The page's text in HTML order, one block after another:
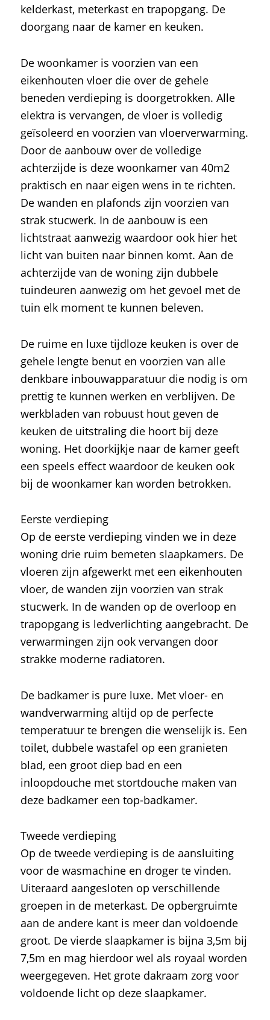
kelderkast, meterkast en trapopgang. De
doorgang naar de kamer en keuken.
De woonkamer is voorzien van een
eikenhouten vloer die over de gehele
beneden verdieping is doorgetrokken. Alle
elektra is vervangen, de vloer is volledig
geïsoleerd en voorzien van vloerverwarming.
Door de aanbouw over de volledige
achterzijde is deze woonkamer van 40m2
praktisch en naar eigen wens in te richten.
De wanden en plafonds zijn voorzien van
strak stucwerk. In de aanbouw is een
lichtstraat aanwezig waardoor ook hier het
licht van buiten naar binnen komt. Aan de
achterzijde van de woning zijn dubbele
tuindeuren aanwezig om het gevoel met de
tuin elk moment te kunnen beleven.
De ruime en luxe tijdloze keuken is over de
gehele lengte benut en voorzien van alle
denkbare inbouwapparatuur die nodig is om
prettig te kunnen werken en verblijven. De
werkbladen van robuust hout geven de
keuken de uitstraling die hoort bij deze
woning. Het doorkijkje naar de kamer geeft
een speels effect waardoor de keuken ook
bij de woonkamer kan worden betrokken.
Eerste verdieping
Op de eerste verdieping vinden we in deze
woning drie ruim bemeten slaapkamers. De
vloeren zijn afgewerkt met een eikenhouten
vloer, de wanden zijn voorzien van strak
stucwerk. In de wanden op de overloop en
trapopgang is ledverlichting aangebracht. De
verwarmingen zijn ook vervangen door
strakke moderne radiatoren.
De badkamer is pure luxe. Met vloer- en
wandverwarming altijd op de perfecte
temperatuur te brengen die wenselijk is. Een
toilet, dubbele wastafel op een granieten
blad, een groot diep bad en een
inloopdouche met stortdouche maken van
deze badkamer een top-badkamer.
Tweede verdieping
Op de tweede verdieping is de aansluiting
voor de wasmachine en droger te vinden.
Uiteraard aangesloten op verschillende
groepen in de meterkast. De opbergruimte
aan de andere kant is meer dan voldoende
groot. De vierde slaapkamer is bijna 3,5m bij
7,5m en mag hierdoor wel als royaal worden
weergegeven. Het grote dakraam zorg voor
voldoende licht op deze slaapkamer.